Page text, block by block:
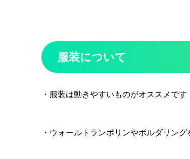
服装について
・服装は動きやすいものがオススメです
・ウォールトランポリンやボルダリン